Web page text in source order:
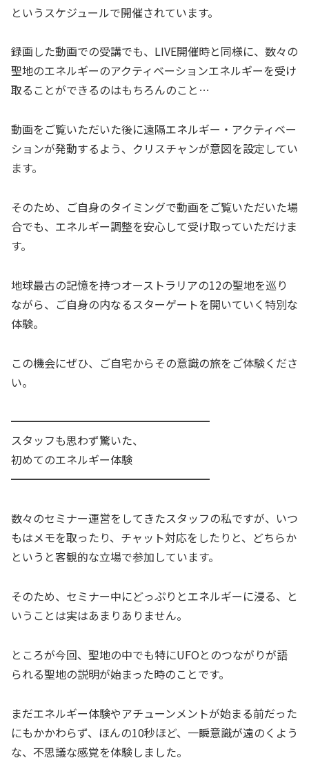
というスケジュールで開催されています。
録画した動画での受講でも、LIVE開催時と同様に、数々の
聖地のエネルギーのアクティベーションエネルギーを受け
取ることができるのはもちろんのこと…
動画をご覧いただいた後に遠隔エネルギー・アクティベー
ションが発動するよう、クリスチャンが意図を設定してい
ます。
そのため、ご自身のタイミングで動画をご覧いただいた場
合でも、エネルギー調整を安心して受け取っていただけま
す。
地球最古の記憶を持つオーストラリアの12の聖地を巡り
ながら、ご自身の内なるスターゲートを開いていく特別な
体験。
この機会にぜひ、ご自宅からその意識の旅をご体験くださ
い。
━━━━━━━━━━━━━━━━━━
スタッフも思わず驚いた、
初めてのエネルギー体験
━━━━━━━━━━━━━━━━━━
数々のセミナー運営をしてきたスタッフの私ですが、いつ
もはメモを取ったり、チャット対応をしたりと、どちらか
というと客観的な立場で参加しています。
そのため、セミナー中にどっぷりとエネルギーに浸る、と
いうことは実はあまりありません。
ところが今回、聖地の中でも特にUFOとのつながりが語
られる聖地の説明が始まった時のことです。
まだエネルギー体験やアチューンメントが始まる前だった
にもかかわらず、ほんの10秒ほど、一瞬意識が遠のくよう
な、不思議な感覚を体験しました。